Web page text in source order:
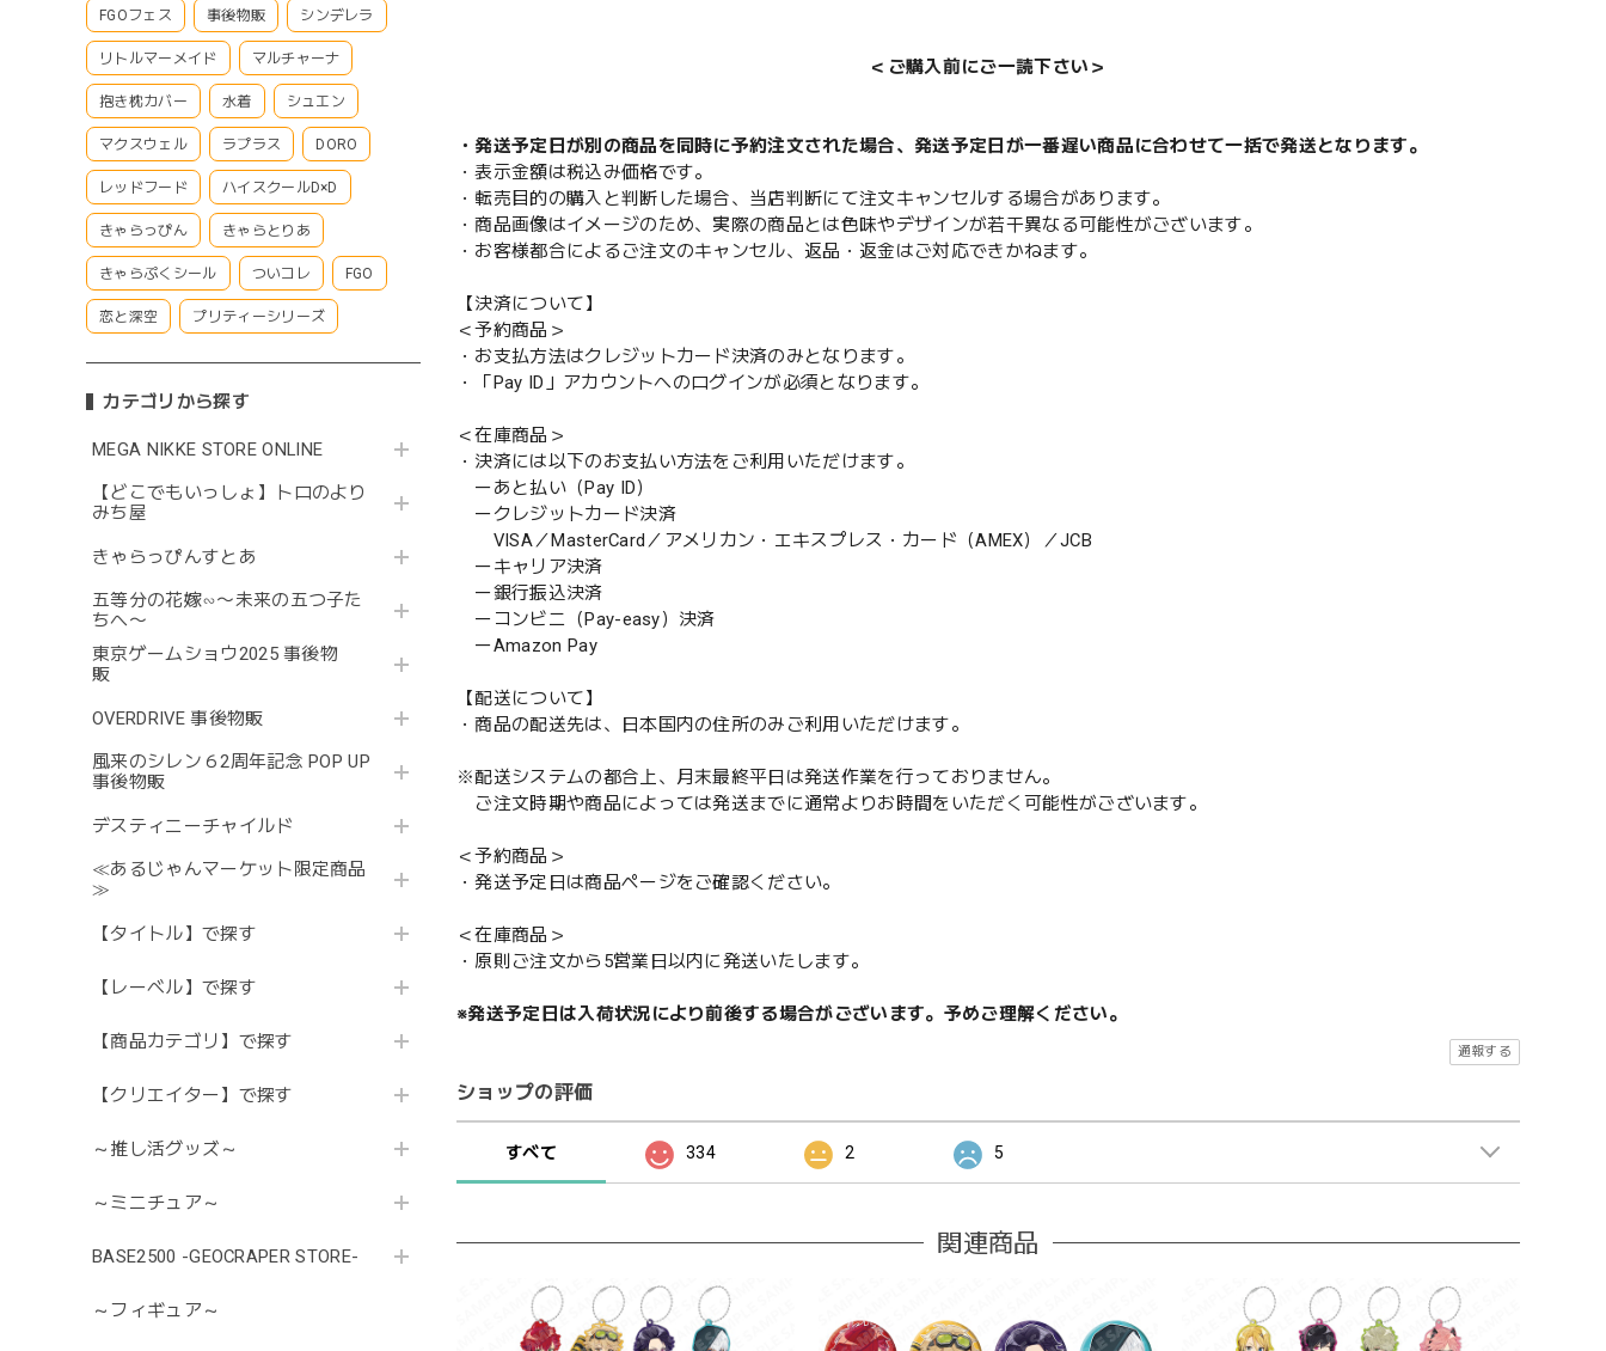
FGOフェス 事後物販 シンデレラ
リトルマーメイド マルチャーナ
抱き枕カバー 水着 シュエン
マクスウェル ラプラス DORO
レッドフード ハイスクールD×D
きゃらっぴん きゃらとりあ
きゃらぷくシール ついコレ FGO
恋と深空 プリティーシリーズ
カテゴリから探す
MEGA NIKKE STORE ONLINE
【どこでもいっしょ】トロのより
みち屋
きゃらっぴんすとあ
五等分の花嫁∽〜未来の五つ子た
ちへ〜
東京ゲームショウ2025 事後物
販
OVERDRIVE 事後物販
風来のシレン６2周年記念 POP UP
事後物販
デスティニーチャイルド
≪あるじゃんマーケット限定商品
≫
【タイトル】で探す
【レーベル】で探す
【商品カテゴリ】で探す
【クリエイター】で探す
～推し活グッズ～
～ミニチュア～
BASE2500 -GEOCRAPER STORE-
～フィギュア～
＜ご購入前にご一読下さい＞
・発送予定日が別の商品を同時に予約注文された場合、発送予定日が一番遅い商品に合わせて一括で発送となります。
・表示金額は税込み価格です。
・転売目的の購入と判断した場合、当店判断にて注文キャンセルする場合があります。
・商品画像はイメージのため、実際の商品とは色味やデザインが若干異なる可能性がございます。
・お客様都合によるご注文のキャンセル、返品・返金はご対応できかねます。
【決済について】
＜予約商品＞
・お支払方法はクレジットカード決済のみとなります。
・「Pay ID」アカウントへのログインが必須となります。
＜在庫商品＞
・決済には以下のお支払い方法をご利用いただけます。
ーあと払い（Pay ID）
ークレジットカード決済
VISA／MasterCard／アメリカン・エキスプレス・カード（AMEX）／JCB
ーキャリア決済
ー銀行振込決済
ーコンビニ（Pay-easy）決済
ーAmazon Pay
【配送について】
・商品の配送先は、日本国内の住所のみご利用いただけます。
※配送システムの都合上、月末最終平日は発送作業を行っておりません。
ご注文時期や商品によっては発送までに通常よりお時間をいただく可能性がございます。
＜予約商品＞
・発送予定日は商品ページをご確認ください。
＜在庫商品＞
・原則ご注文から5営業日以内に発送いたします。
※発送予定日は入荷状況により前後する場合がございます。予めご理解ください。
通報する
ショップの評価
すべて 334 2 5
関連商品